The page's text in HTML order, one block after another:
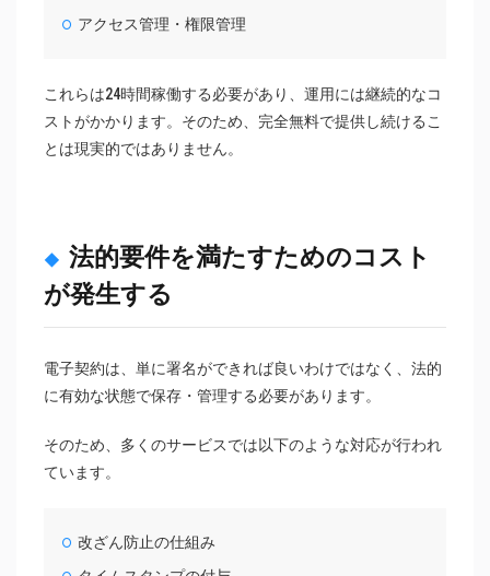
アクセス管理・権限管理
これらは24時間稼働する必要があり、運用には継続的なコ
ストがかかります。そのため、完全無料で提供し続けるこ
とは現実的ではありません。
法的要件を満たすためのコスト
が発生する
電子契約は、単に署名ができれば良いわけではなく、法的
に有効な状態で保存・管理する必要があります。
そのため、多くのサービスでは以下のような対応が行われ
ています。
改ざん防止の仕組み